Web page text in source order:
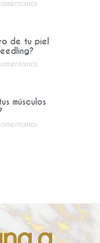
de tu piel
músculos